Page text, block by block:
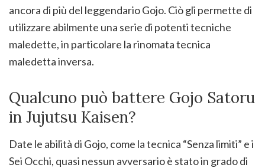
ancora di più del leggendario Gojo. Ciò gli permette di
utilizzare abilmente una serie di potenti tecniche
maledette, in particolare la rinomata tecnica
maledetta inversa.
Qualcuno può battere Gojo Satoru
in Jujutsu Kaisen?
Date le abilità di Gojo, come la tecnica “Senza limiti” e i
Sei Occhi, quasi nessun avversario è stato in grado di